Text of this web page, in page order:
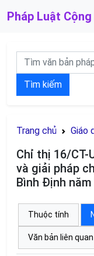
Pháp Luật
Tìm kiếm
Trang chủ Giáo
Chỉ thị 16/CT-
và giải pháp
Bình Định
Thuộc tính
Văn bản liên quan